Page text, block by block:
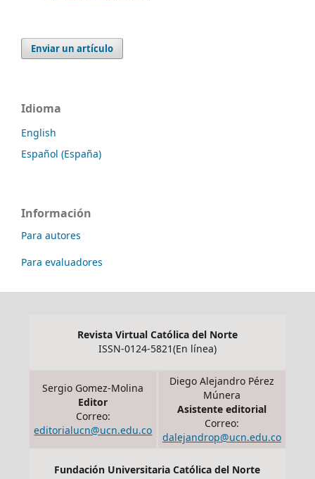
Enviar un artículo
Idioma
English
Español (España)
Información
Para autores
Para evaluadores
Revista Virtual Católica del Norte
ISSN-0124-5821(En línea)
Sergio Gomez-Molina
Editor
Correo:
editorialucn@ucn.edu.co
Diego Alejandro Pérez
Múnera
Asistente editorial
Correo:
dalejandrop@ucn.edu.co
Fundación Universitaria Católica del Norte